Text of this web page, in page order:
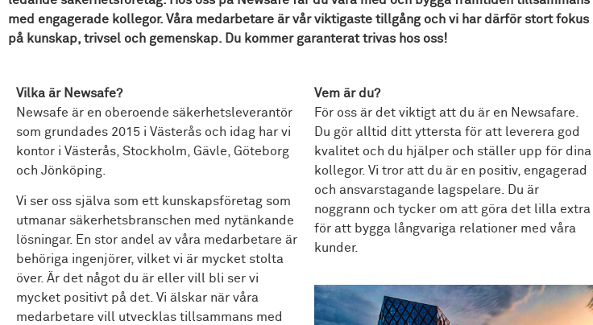
med engagerade kollegor. Våra medarbetare är vår viktigaste tillgång och vi har därför stort fokus
på kunskap, trivsel och gemenskap. Du kommer garanterat trivas hos oss!
Vilka är Newsafe?
Newsafe är en oberoende säkerhetsleverantör
som grundades 2015 i Västerås och idag har vi
kontor i Västerås, Stockholm, Gävle, Göteborg
och Jönköping.
Vi ser oss själva som ett kunskapsföretag som
utmanar säkerhetsbranschen med nytänkande
lösningar. En stor andel av våra medarbetare är
behöriga ingenjörer, vilket vi är mycket stolta
över. Är det något du är eller vill bli ser vi
mycket positivt på det. Vi älskar när våra
medarbetare vill utvecklas tillsammans med
Vem är du?
För oss är det viktigt att du är en Newsafare.
Du gör alltid ditt yttersta för att leverera god
kvalitet och du hjälper och ställer upp för dina
kollegor. Vi tror att du är en positiv, engagerad
och ansvarstagande lagspelare. Du är
noggrann och tycker om att göra det lilla extra
för att bygga långvariga relationer med våra
kunder.